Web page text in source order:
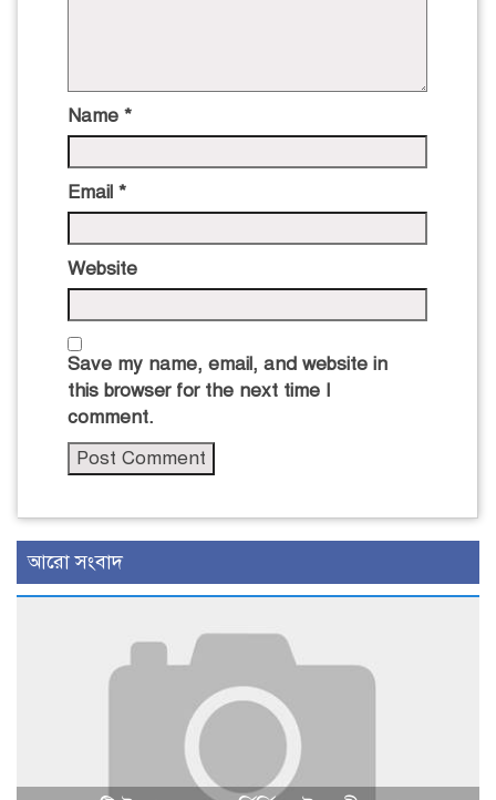
Name *
Email *
Website
Save my name, email, and website in
this browser for the next time I
comment.
আরো সংবাদ